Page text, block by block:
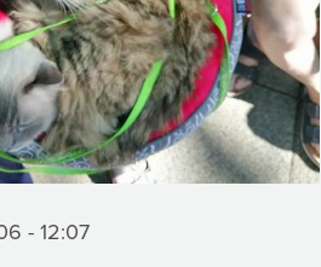
- 12:07